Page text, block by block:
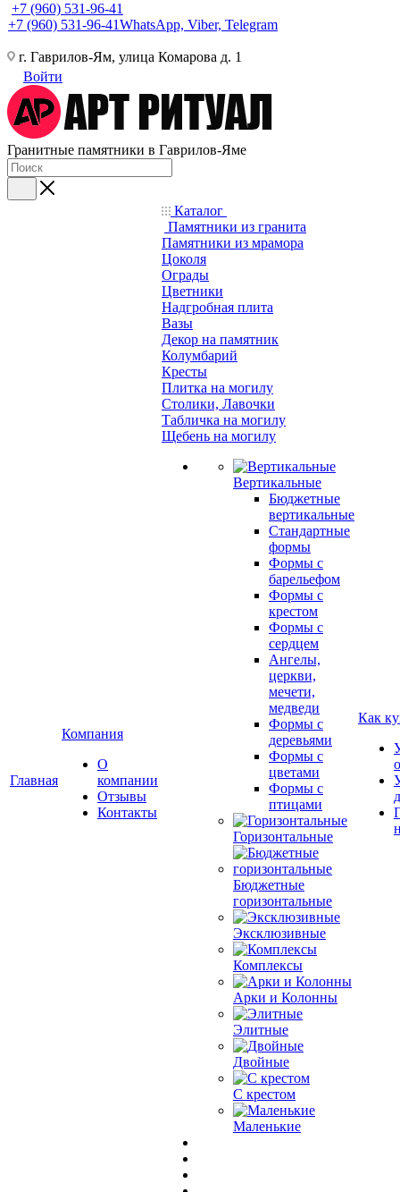
+7 (960) 531-96-41
+7 (960) 531-96-41WhatsApp, Viber, Telegram
г. Гаврилов-Ям, улица Комарова д. 1
Войти
Гранитные памятники в Гаврилов-Яме
Главная
Компания
О
компании
Отзывы
Контакты
Каталог
Памятники из гранита
Памятники из мрамора
Цоколя
Ограды
Цветники
Надгробная плита
Вазы
Декор на памятник
Колумбарий
Кресты
Плитка на могилу
Столики, Лавочки
Табличка на могилу
Щебень на могилу
Вертикальные
Бюджетные
вертикальные
Стандартные
формы
Формы с
барельефом
Формы с
крестом
Формы с
сердцем
Ангелы,
церкви,
мечети,
медведи
Формы с
деревьями
Формы с
цветами
Формы с
птицами
Горизонтальные
Бюджетные
горизонтальные
Эксклюзивные
Комплексы
Арки и Колонны
Элитные
Двойные
С крестом
Маленькие
Как